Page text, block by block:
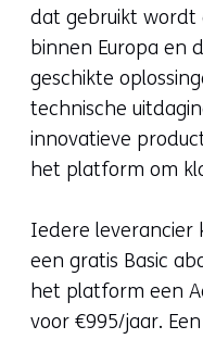
dat gebruikt wordt
binnen Europa en
geschikte
technische
innovatieve
het platform om
Iedere leverancier
een gratis Basic
het platform een
voor €995/jaar.